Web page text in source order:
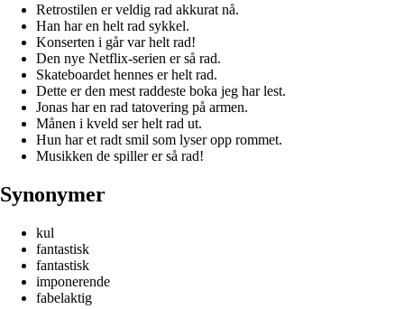
Retrostilen er veldig rad akkurat nå.
Han har en helt rad sykkel.
Konserten i går var helt rad!
Den nye Netflix-serien er så rad.
Skateboardet hennes er helt rad.
Dette er den mest raddeste boka jeg har lest.
Jonas har en rad tatovering på armen.
Månen i kveld ser helt rad ut.
Hun har et radt smil som lyser opp rommet.
Musikken de spiller er så rad!
Synonymer
kul
fantastisk
fantastisk
imponerende
fabelaktig